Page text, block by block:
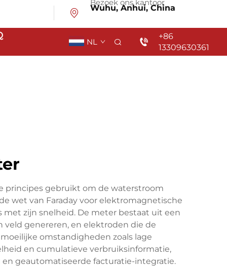
Bezoek ons kantoor
Wuhu, Anhui, China
NL
+86
13309630361
principes gebruikt om de waterstroom
wet van Faraday voor elektromagnetische
zijn snelheid. De meter bestaat uit een
genereren, en elektroden die de
omstandigheden zoals lage
en cumulatieve verbruiksinformatie,
geautomatiseerde facturatie-integratie.